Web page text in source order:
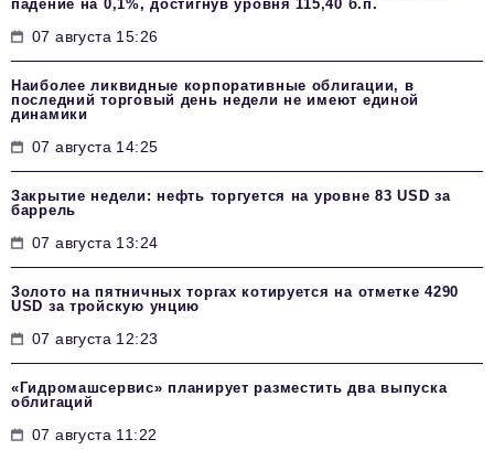
падение на 0,1%, достигнув уровня 115,40 б.п.
07 августа 15:26
Наиболее ликвидные корпоративные облигации, в
последний торговый день недели не имеют единой
динамики
07 августа 14:25
Закрытие недели: нефть торгуется на уровне 83 USD за
баррель
07 августа 13:24
Золото на пятничных торгах котируется на отметке 4290
USD за тройскую унцию
07 августа 12:23
«Гидромашсервис» планирует разместить два выпуска
облигаций
07 августа 11:22